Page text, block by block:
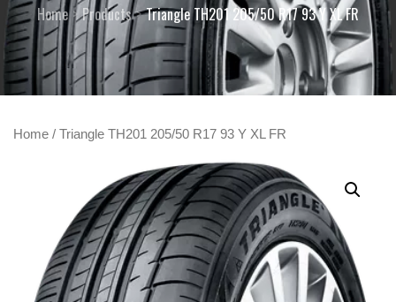
Home Products Triangle TH201 205/50 R17 93 Y XL FR
Home / Triangle TH201 205/50 R17 93 Y XL FR